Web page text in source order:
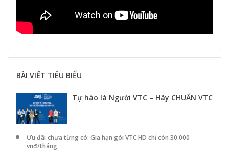
BÀI VIẾT TIÊU BIỂU
Tự hào là Người VTC – Hãy CHUẨN VTC
Ưu đãi chưa từng có: Gia hạn gói VTC HD chỉ còn 30.000
vnđ/tháng